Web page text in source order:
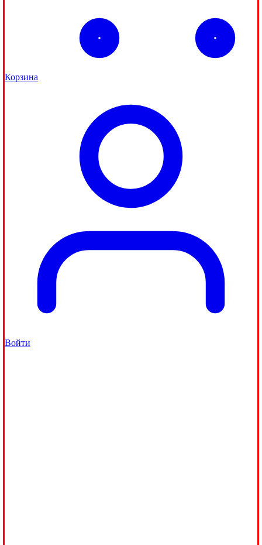
Корзина
Войти